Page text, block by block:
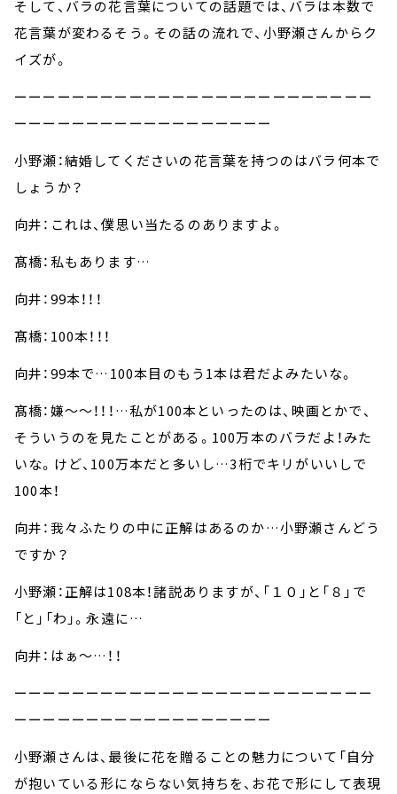
そして、バラの花言葉についての話題では、バラは本数で
花言葉が変わるそう。その話の流れで、小野瀬さんからク
イズが。
ーーーーーーーーーーーーーーーーーーーーーーーーー
ーーーーーーーーーーーーーーーーーー
小野瀬：結婚してくださいの花言葉を持つのはバラ何本で
しょうか？
向井：これは、僕思い当たるのありますよ。
髙橋：私もあります…
向井：99本！！！
髙橋：100本！！！
向井：99本で…100本目のもう1本は君だよみたいな。
髙橋：嫌～～！！！…私が100本といったのは、映画とかで、
そういうのを見たことがある。100万本のバラだよ！みた
いな。けど、100万本だと多いし…3桁でキリがいいしで
100本！
向井：我々ふたりの中に正解はあるのか…小野瀬さんどう
ですか？
小野瀬：正解は108本！諸説ありますが、「１０」と「８」で
「と」「わ」。永遠に…
向井：はぁ～…！！
ーーーーーーーーーーーーーーーーーーーーーーーーー
ーーーーーーーーーーーーーーーーーー
小野瀬さんは、最後に花を贈ることの魅力について「自分
が抱いている形にならない気持ちを、お花で形にして表現